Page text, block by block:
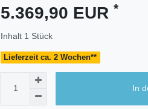
5.369,90 EUR *
Inhalt 1 Stück
Lieferzeit ca. 2 Wochen**
In